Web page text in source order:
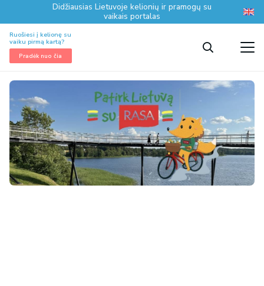
Didžiausias Lietuvoje kelionių ir pramogų su
vaikais portalas
Ruošiesi į kelionę su
vaiku pirmą kartą?
Pradėk nuo čia